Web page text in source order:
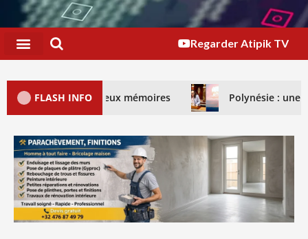
Regarder Atipik TV
FLASH INFO
deux mémoires Polynésie : une loi Morin enfin